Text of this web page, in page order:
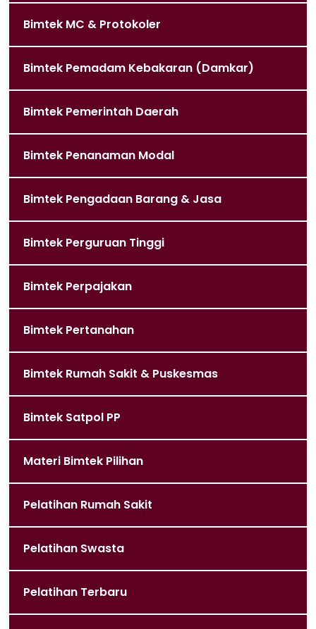
Bimtek MC & Protokoler
Bimtek Pemadam Kebakaran (Damkar)
Bimtek Pemerintah Daerah
Bimtek Penanaman Modal
Bimtek Pengadaan Barang & Jasa
Bimtek Perguruan Tinggi
Bimtek Perpajakan
Bimtek Pertanahan
Bimtek Rumah Sakit & Puskesmas
Bimtek Satpol PP
Materi Bimtek Pilihan
Pelatihan Rumah Sakit
Pelatihan Swasta
Pelatihan Terbaru